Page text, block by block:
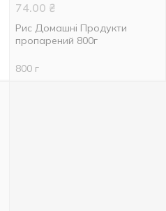
74.00 ₴
Рис Домашні Продукти
пропарений 800г
800 г